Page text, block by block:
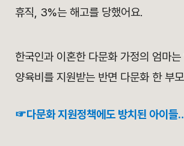
휴직, 3%는 해고를 당했어요.
한국인과 이혼한 다문화 가정의 엄마는
양육비를 지원받는 반면 다문화 한 부
☞다문화 지원정책에도 방치된 아이들